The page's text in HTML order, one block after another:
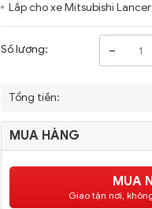
Lắp cho xe Mitsubishi Lancer
Số lượng: -
Tổng tiền:
MUA HÀNG
MUA
Giao tận nơi,